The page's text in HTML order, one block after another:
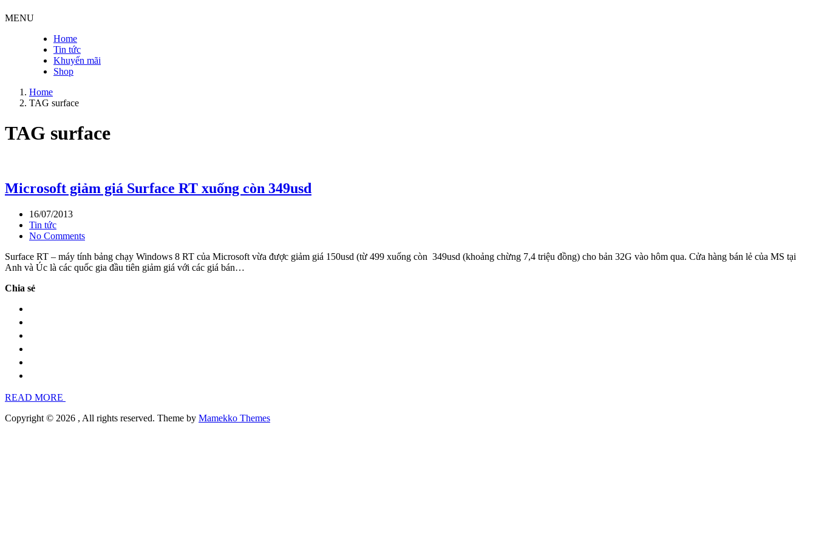
MENU
Home
Tin tức
Khuyến mãi
Shop
Home
TAG surface
TAG surface
Microsoft giảm giá Surface RT xuống còn 349usd
16/07/2013
Tin tức
No Comments
Surface RT – máy tính bảng chạy Windows 8 RT của Microsoft vừa được giảm giá 150usd (từ 499 xuống còn 349usd (khoảng chừng 7,4 triệu đồng) cho bản 32G vào hôm qua. Cửa hàng bán lẻ của MS tại
Anh và Úc là các quốc gia đầu tiên giảm giá với các giá bán…
Chia sẻ
READ MORE
Copyright © 2026 , All rights reserved. Theme by Mamekko Themes